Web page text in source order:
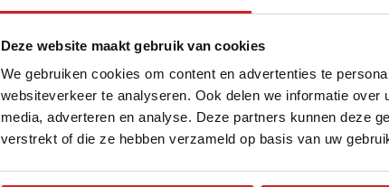
Deze website maakt gebruik van cookies
We gebruiken cookies om content en advertenties te
websiteverkeer te analyseren. Ook delen we informatie
media, adverteren en analyse. Deze partners kunnen deze
verstrekt of die ze hebben verzameld op basis van uw